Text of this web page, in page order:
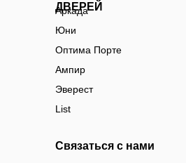
Связаться с нами
ДВЕРЕЙ
Аркада
Юни
Оптима Порте
Ампир
Эверест
List